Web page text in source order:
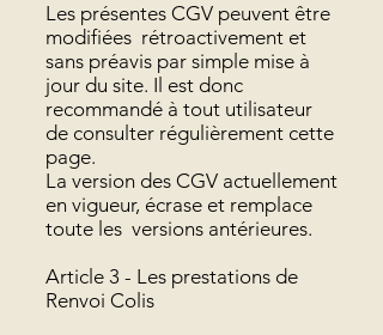
Les présentes CGV peuvent être
modifiées rétroactivement et
sans préavis par simple mise à
jour du site. Il est donc
recommandé à tout utilisateur
de consulter régulièrement cette
page.
La version des CGV actuellement
en vigueur, écrase et remplace
toute les versions antérieures.
Article 3 - Les prestations de
Renvoi Colis